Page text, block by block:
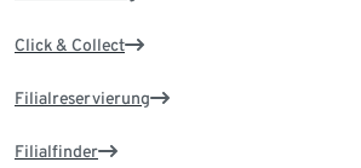
Click & Collect
Filialreservierung
Filialfinder